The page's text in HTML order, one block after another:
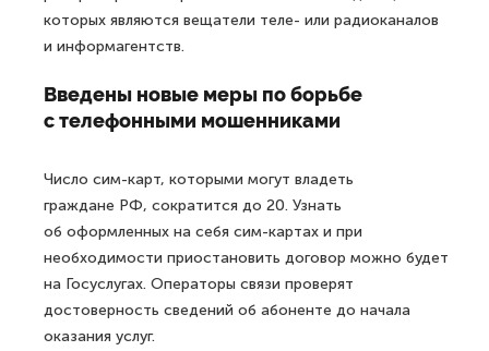
которых являются вещатели теле- или радиоканалов
и информагентств.
Введены новые меры по борьбе
с телефонными мошенниками
Число сим-карт, которыми могут владеть
граждане РФ, сократится до 20. Узнать
об оформленных на себя сим-картах и при
необходимости приостановить договор можно будет
на Госуслугах. Операторы связи проверят
достоверность сведений об абоненте до начала
оказания услуг.